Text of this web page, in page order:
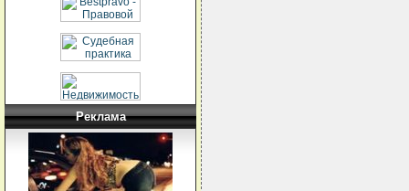
Реклама